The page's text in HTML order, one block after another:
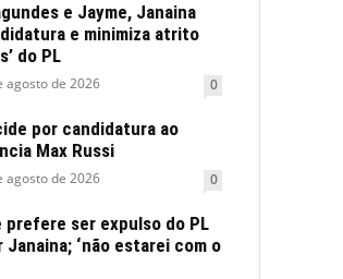
e Jayme, Janaina
e minimiza atrito
do PL
agosto de 2026 0
por candidatura ao
Max Russi
agosto de 2026 0
prefere ser expulso do PL
Janaina; ‘não estarei com o